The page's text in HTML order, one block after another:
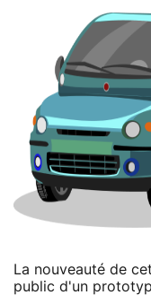
La nouveauté de
public d'un